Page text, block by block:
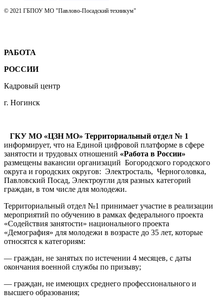
© 2021 ГБПОУ МО "Павлово-Посадский техникум"
РАБОТА
РОССИИ
Кадровый центр
г. Ногинск
ГКУ МО «ЦЗН МО» Территориальный отдел № 1
информирует, что на Единой цифровой платформе в сфере
занятости и трудовых отношений «Работа в России»
размещены вакансии организаций Богородского городского
округа и городских округов: Электросталь, Черноголовка,
Павловский Посад, Электроугли для разных категорий
граждан, в том числе для молодежи.
Территориальный отдел №1 принимает участие в реализации
мероприятий по обучению в рамках федерального проекта
«Содействия занятости» национального проекта
«Демография» для молодежи в возрасте до 35 лет, которые
относятся к категориям:
— граждан, не занятых по истечении 4 месяцев, с даты
окончания военной службы по призыву;
— граждан, не имеющих среднего профессионального и
высшего образования;